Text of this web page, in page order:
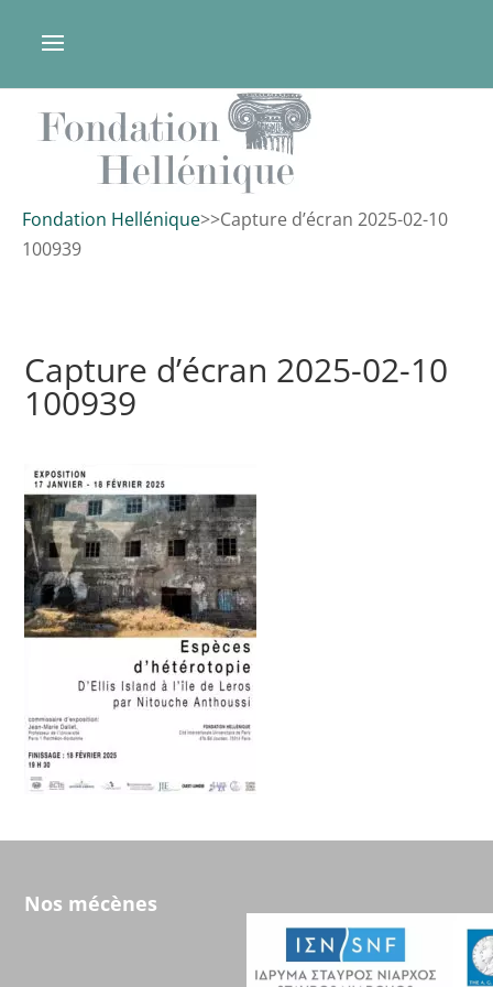
Fondation Hellénique>>Capture d’écran 2025-02-10
100939
Capture d’écran 2025-02-10
100939
Nos mécènes